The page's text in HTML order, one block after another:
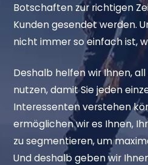
Botschaften zur richtigen
Kunden gesendet werden.
nicht immer so einfach ist,
Deshalb helfen wir Ihnen,
nutzen, damit Sie jeden
Interessenten verstehen
ermöglichen wir es Ihnen,
zu segmentieren, um
Und deshalb geben wir